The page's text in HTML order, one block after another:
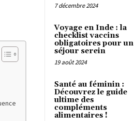
7 décembre 2024
Voyage en Inde : la
checklist vaccins
obligatoires pour un
séjour serein
19 août 2024
Santé au féminin :
Découvrez le guide
ultime des
compléments
alimentaires !